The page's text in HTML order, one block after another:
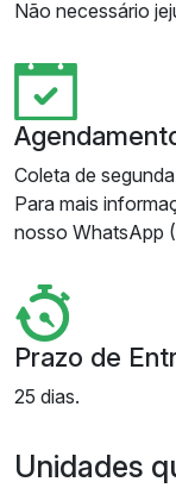
Não necessário
Coleta de
Para mais
nosso WhatsApp
Prazo de
25 dias.
Unidades